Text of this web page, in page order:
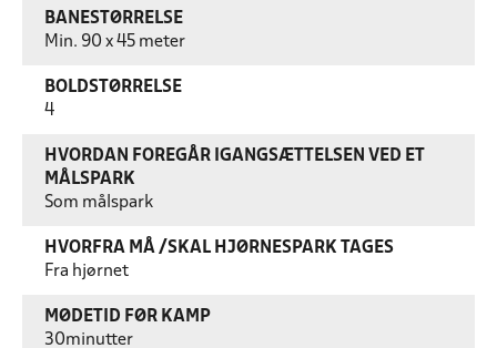
BANESTØRRELSE
Min. 90 x 45 meter
BOLDSTØRRELSE
4
HVORDAN FOREGÅR IGANGSÆTTELSEN VED ET
MÅLSPARK
Som målspark
HVORFRA MÅ /SKAL HJØRNESPARK TAGES
Fra hjørnet
MØDETID FØR KAMP
30minutter